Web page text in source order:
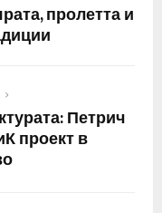
пролетта и
Петрич
проект в